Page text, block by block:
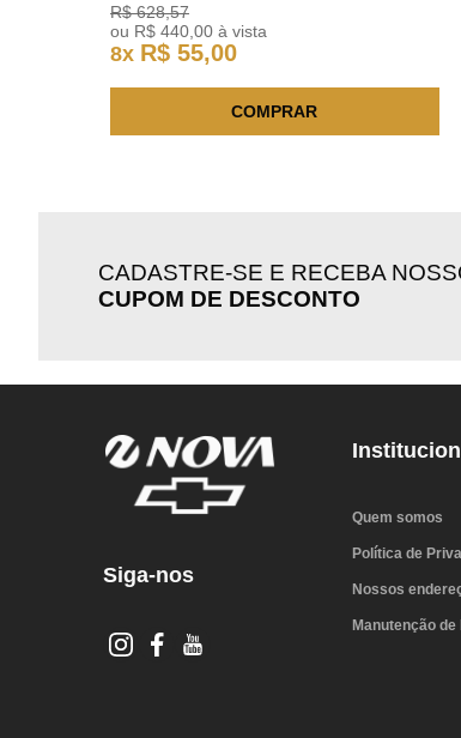
R$ 628,57
ou R$ 440 ,00 à vista
8x R$ 55,00
COMPRAR
CADASTRE-SE E RECEBA
CUPOM DE DESCONTO
Siga-nos
Quem somos
Política de
Nossos
Manutenção de